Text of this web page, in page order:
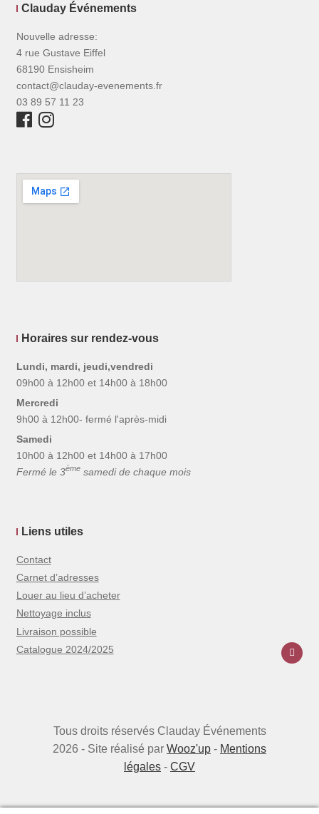
Clauday Événements
Nouvelle adresse:
4 rue Gustave Eiffel
68190 Ensisheim
contact@clauday-evenements.fr
03 89 57 11 23
Horaires sur rendez-vous
Lundi, mardi, jeudi,vendredi
09h00 à 12h00 et 14h00 à 18h00
Mercredi
9h00 à 12h00- fermé l'après-midi
Samedi
10h00 à 12h00 et 14h00 à 17h00
Fermé le 3èmesamedi de chaque mois
Liens utiles
Contact
Carnet d’adresses
Louer au lieu d’acheter
Nettoyage inclus
Livraison possible
Catalogue 2024/2025
Tous droits réservés Clauday Événements
2026 - Site réalisé par Wooz'up - Mentions
légales - CGV